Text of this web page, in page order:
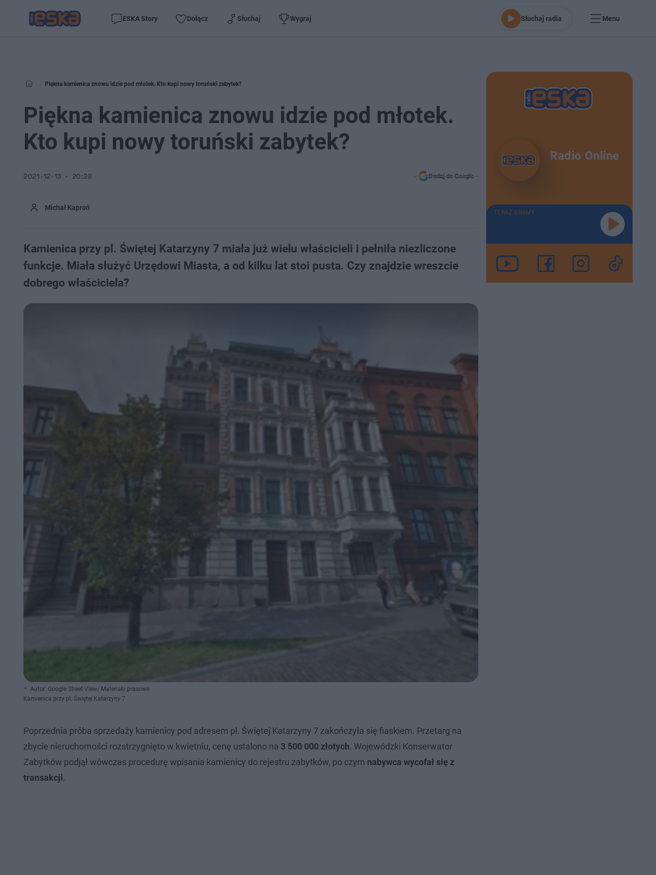
ESKA Story Dołącz Słuchaj Wygraj Słuchaj radia Menu
Piękna kamienica znowu idzie pod młotek. Kto kupi nowy toruński zabytek?
Piękna kamienica znowu idzie pod młotek.
Kto kupi nowy toruński zabytek?
Michał Kaproń
2021-12-13 20:28 Dodaj do Google
Kamienica przy pl. Świętej Katarzyny 7 miała już wielu właścicieli i pełniła niezliczone
funkcje. Miała służyć Urzędowi Miasta, a od kilku lat stoi pusta. Czy znajdzie wreszcie
dobrego właściciela?
Autor: Google Street View/ Materiały prasowe
Kamienica przy pl. Świętej Katarzyny 7
Poprzednia próba sprzedaży kamienicy pod adresem pl. Świętej Katarzyny 7 zakończyła się fiaskiem. Przetarg na
zbycie nieruchomości rozstrzygnięto w kwietniu, cenę ustalono na 3 500 000 złotych. Wojewódzki Konserwator
Zabytków podjął wówczas procedurę wpisania kamienicy do rejestru zabytków, po czym nabywca wycofał się z
transakcji.
Radio Online
TERAZ GRAMY